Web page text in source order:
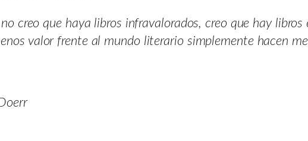
creo que haya libros infravalorados, creo que hay
valor frente al mundo literario simplemente hacen